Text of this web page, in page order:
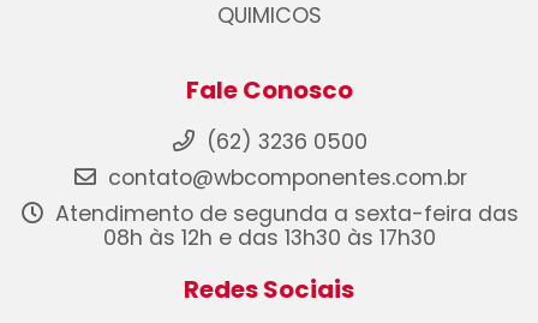
QUIMICOS
Fale Conosco
(62) 3236 0500
contato@wbcomponentes.com.br
Atendimento de segunda a sexta-feira das
08h às 12h e das 13h30 às 17h30
Redes Sociais